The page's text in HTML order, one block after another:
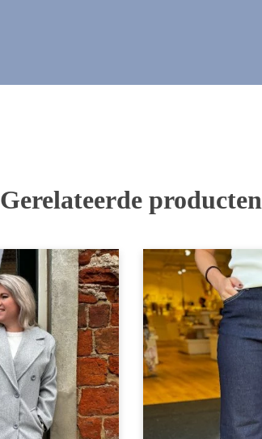
Gerelateerde producten